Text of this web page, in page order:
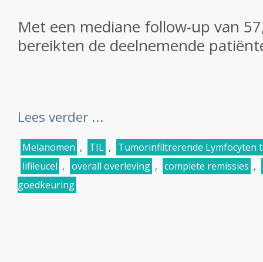
Met een mediane follow-up van
bereikten de deelnemende
Lees verder ...
Melanomen , TIL ,
Tumorinfiltrerende Lymfocyten
lifileucel , overall overleving , complete remissies ,
goedkeuring